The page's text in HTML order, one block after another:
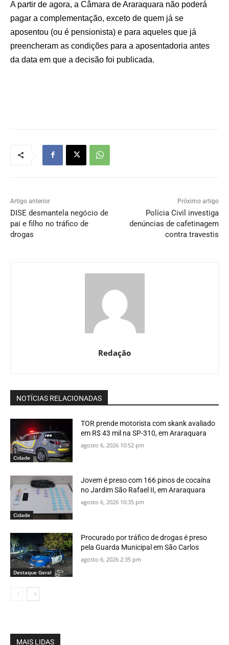
A partir de agora, a Câmara de Araraquara não poderá
pagar a complementação, exceto de quem já se
aposentou (ou é pensionista) e para aqueles que já
preencheram as condições para a aposentadoria antes
da data em que a decisão foi publicada.
Artigo anterior
DISE desmantela negócio de
pai e filho no tráfico de
drogas
Próximo artigo
Polícia Civil investiga
denúncias de cafetinagem
contra travestis
Redação
NOTÍCIAS RELACIONADAS
Cidade
TOR prende motorista com skank avaliado
em R$ 43 mil na SP-310, em Araraquara
agosto 6, 2026 10:52 pm
Cidade
Jovem é preso com 166 pinos de cocaína
no Jardim São Rafael II, em Araraquara
agosto 6, 2026 10:35 pm
Destaque Geral
Procurado por tráfico de drogas é preso
pela Guarda Municipal em São Carlos
agosto 6, 2026 2:35 pm
MAIS LIDAS